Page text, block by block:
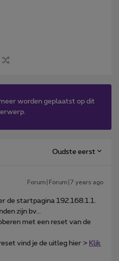
worden geplaatst op dit
Oudste eerst
Forum|Forum|7 years ago
de startpagina 192.168.1.1.
zijn bv...
met een reset van de
vind je de uitleg hier > Klik